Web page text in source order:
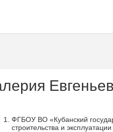
ФГБОУ ВО «Кубанский
строительства и